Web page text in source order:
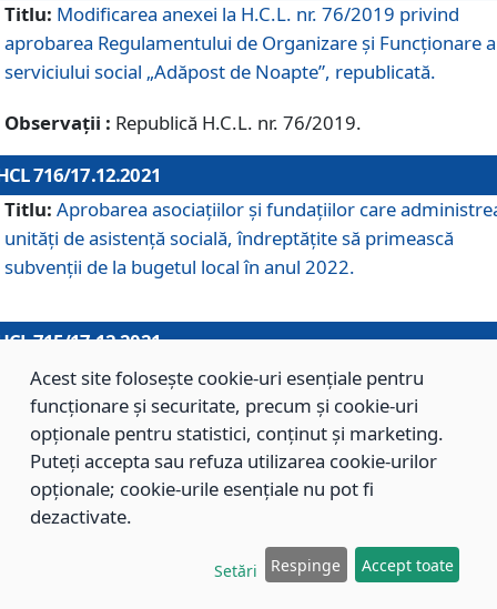
Titlu: Modificarea anexei la H.C.L. nr. 76/2019 privind
aprobarea Regulamentului de Organizare şi Funcționare
serviciului social „Adăpost de Noapte”, republicată.
Observații : Republică H.C.L. nr. 76/2019.
716/17.12.2021
Titlu: Aprobarea asociaţiilor şi fundaţiilor care
unităţi de asistenţă socială, îndreptăţite să primească
subvenţii de la bugetul local în anul 2022.
715/17.12.2021
Titlu: Aprobarea Planului de acţiuni sau lucrări de interes
local pentru anul 2022.
714/17.12.2021
Titlu: Modificarea Anexei la H.C.L. nr. 709/2020 privind
aprobarea Regulamentului de Organizare şi Funcţionare
Direcţiei de Asistenţă Socială Braşov.
Acest site folosește cookie-uri esențiale pentru
funcționare și securitate, precum și cookie-uri
opționale pentru statistici, conținut și marketing.
Puteți accepta sau refuza utilizarea cookie-urilor
opționale; cookie-urile esențiale nu pot fi
dezactivate.
Setări Respinge Accept toate